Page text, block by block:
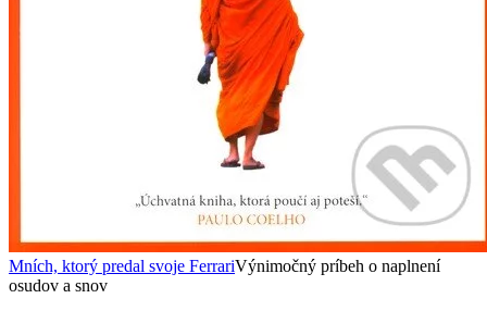
Mních, ktorý predal svoje FerrariVýnimočný príbeh o naplnení
osudov a snov